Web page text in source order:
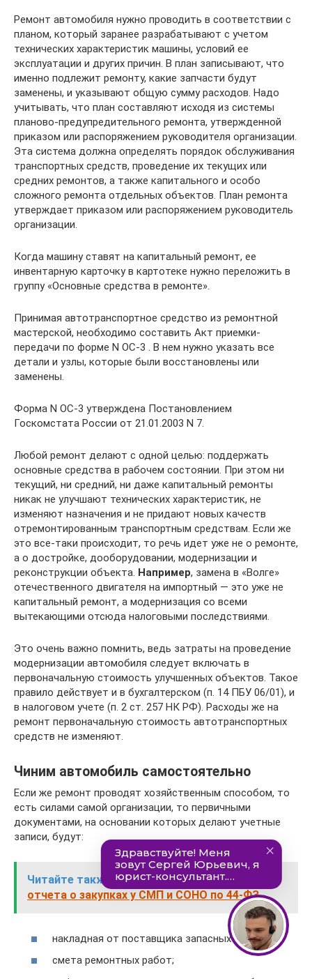
Ремонт автомобиля нужно проводить в соответствии с
планом, который заранее разрабатывают с учетом
технических характеристик машины, условий ее
эксплуатации и других причин. В план записывают, что
именно подлежит ремонту, какие запчасти будут
заменены, и указывают общую сумму расходов. Надо
учитывать, что план составляют исходя из системы
планово-предупредительного ремонта, утвержденной
приказом или распоряжением руководителя организации.
Эта система должна определять порядок обслуживания
транспортных средств, проведение их текущих или
средних ремонтов, а также капитального и особо
сложного ремонта отдельных объектов. План ремонта
утверждает приказом или распоряжением руководитель
организации.
Когда машину ставят на капитальный ремонт, ее
инвентарную карточку в картотеке нужно переложить в
группу «Основные средства в ремонте».
Принимая автотранспортное средство из ремонтной
мастерской, необходимо составить Акт приемки-
передачи по форме N ОС-3 . В нем нужно указать все
детали и узлы, которые были восстановлены или
заменены.
Форма N ОС-3 утверждена Постановлением
Госкомстата России от 21.01.2003 N 7.
Любой ремонт делают с одной целью: поддержать
основные средства в рабочем состоянии. При этом ни
текущий, ни средний, ни даже капитальный ремонты
никак не улучшают технических характеристик, не
изменяют назначения и не придают новых качеств
отремонтированным транспортным средствам. Если же
это все-таки происходит, то речь идет уже не о ремонте,
а о достройке, дооборудовании, модернизации и
реконструкции объекта. Например, замена в «Волге»
отечественного двигателя на импортный — это уже не
капитальный ремонт, а модернизация со всеми
вытекающими отсюда налоговыми последствиями.
Это очень важно помнить, ведь затраты на проведение
модернизации автомобиля следует включать в
первоначальную стоимость улучшенных объектов. Такое
правило действует и в бухгалтерском (п. 14 ПБУ 06/01), и
в налоговом учете (п. 2 ст. 257 НК РФ). Расходы же на
ремонт первоначальную стоимость автотранспортных
средств не изменяют.
Чиним автомобиль самостоятельно
Если же ремонт проводят хозяйственным способом, то
есть силами самой организации, то первичными
документами, на основании которых делают учетные
записи, будут:
Читайте также:
Инструкция по составлению
отчета о закупках у СМП и СОНО по 44-ФЗ
накладная от поставщика запасных частей;
смета ремонтных работ;